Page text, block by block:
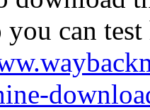
you can